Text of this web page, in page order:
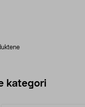
kategori